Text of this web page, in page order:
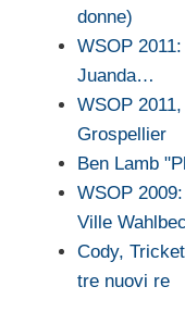
donne)
WSOP
Juanda…
WSOP
Grospellier
Ben Lamb
WSOP
Ville
Cody,
tre nuovi re